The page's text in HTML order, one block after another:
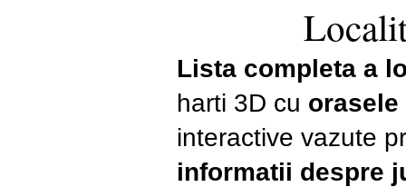
Lista completa a
harti 3D cu orasele
interactive vazute
informatii despre